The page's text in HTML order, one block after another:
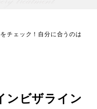
チェック！自分に合うのは
ンビザライン